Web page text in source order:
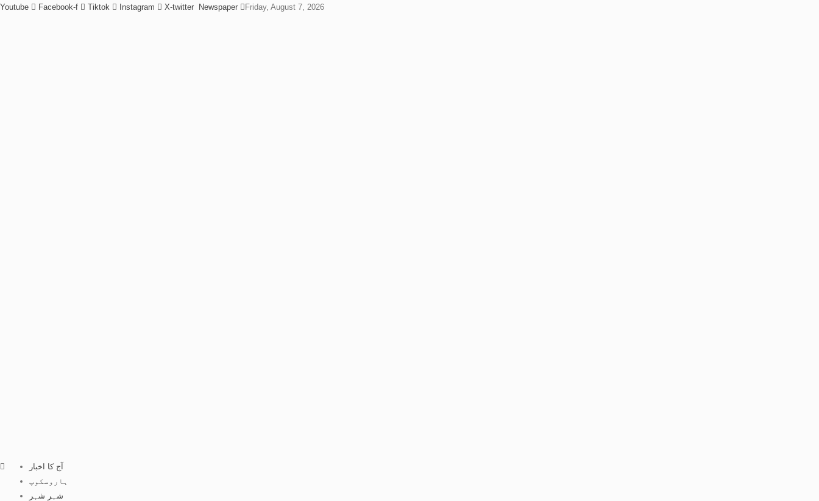
Youtube Facebook-f Tiktok Instagram X-twitter Newspaper Friday, August 7, 2026
آج کا اخبار
ہاروسکوپ
شہر شہر